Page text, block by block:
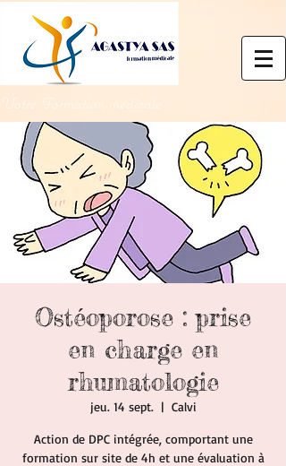
Votre Formation médicale
Ostéoporose : prise
en charge en
rhumatologie
jeu. 14 sept.
  |
Calvi
Action de DPC intégrée, comportant une
formation sur site de 4h et une évaluation à